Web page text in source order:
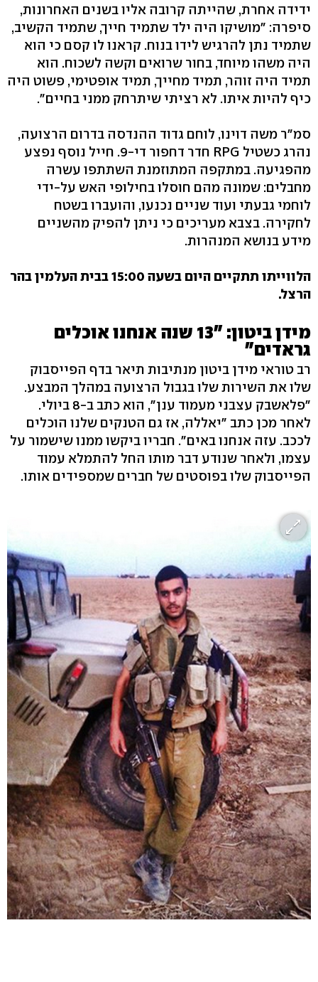
ידידה אחרת, שהייתה קרובה אליו בשנים האחרונות,
סיפרה: "מושיקו היה ילד שתמיד חייך, שתמיד הקשיב,
שתמיד נתן להרגיש לידו בנוח. קראנו לו קסם כי הוא
היה משהו מיוחד, בחור שרואים וקשה לשכוח. הוא
תמיד היה זוהר, תמיד מחייך, תמיד אופטימי, פשוט היה
כיף להיות איתו. לא רציתי שיתרחק ממני בחיים".
סמ"ר משה דוינו, לוחם גדוד ההנדסה בדרום הרצועה,
נהרג כשטיל RPG חדר דחפור די-9. חייל נוסף נפצע
מהפגיעה. במתקפה המתוזמנת השתתפו עשרה
מחבלים: שמונה מהם חוסלו בחילופי האש על-ידי
לוחמי גבעתי ועוד שניים נכנעו, והועברו בשטח
לחקירה. בצבא מעריכים כי ניתן להפיק מהשניים
מידע בנושא המנהרות.
הלווייתו תתקיים היום בשעה 15:00 בבית העלמין בהר
הרצל.
מידן ביטון: "13 שנה אנחנו אוכלים
גראדים"
רב טוראי מידן ביטון מנתיבות תיאר בדף הפייסבוק
שלו את השירות שלו בגבול הרצועה במהלך המבצע.
"פלאשבק עצבני מעמוד ענן", הוא כתב ב-8 ביולי.
לאחר מכן כתב "יאללה, אז גם הטנקים שלנו הוכלים
לככב. עזה אנחנו באים". חבריו ביקשו ממנו שישמור על
עצמו, ולאחר שנודע דבר מותו החל להתמלא עמוד
הפייסבוק שלו בפוסטים של חברים שמספידים אותו.